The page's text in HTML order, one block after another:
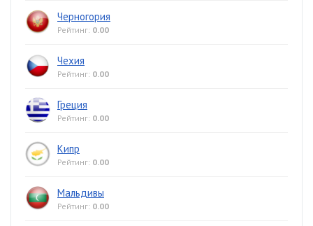
Черногория
Рейтинг: 0.00
Чехия
Рейтинг: 0.00
Греция
Рейтинг: 0.00
Кипр
Рейтинг: 0.00
Мальдивы
Рейтинг: 0.00